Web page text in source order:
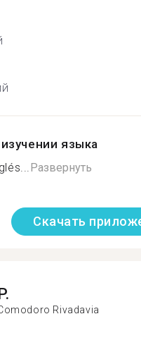
языка
Развернуть
Скачать
Rivadavia